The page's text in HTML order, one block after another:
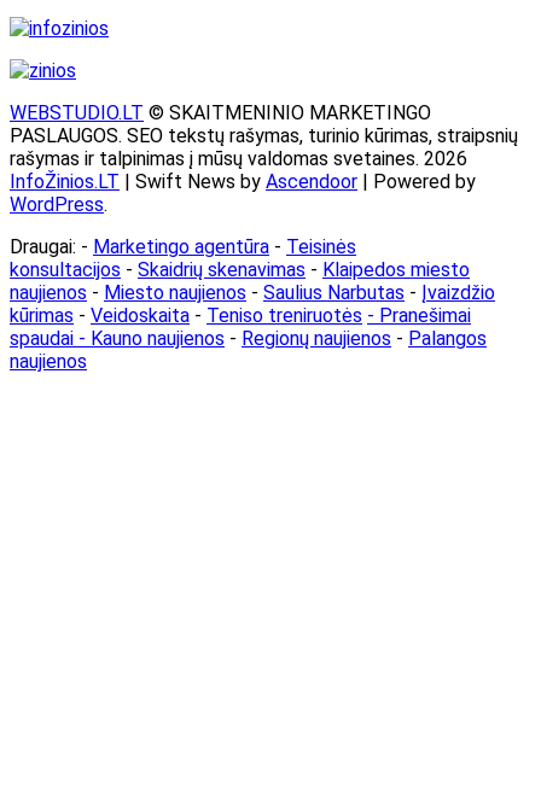
WEBSTUDIO.LT © SKAITMENINIO MARKETINGO
PASLAUGOS. SEO tekstų rašymas, turinio kūrimas, straipsnių
rašymas ir talpinimas į mūsų valdomas svetaines. 2026
InfoŽinios.LT | Swift News by Ascendoor | Powered by
WordPress.
Draugai: - Marketingo agentūra - Teisinės
konsultacijos - Skaidrių skenavimas - Klaipedos miesto
naujienos - Miesto naujienos - Saulius Narbutas - Įvaizdžio
kūrimas - Veidoskaita - Teniso treniruotės - Pranešimai
spaudai - Kauno naujienos - Regionų naujienos - Palangos
naujienos